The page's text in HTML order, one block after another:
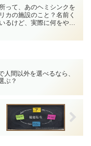
って、あのヘミシンクを
カの施設のこと？名前く
るけど、実際に何をやっ
人間以外を選べるなら、
ぶ？